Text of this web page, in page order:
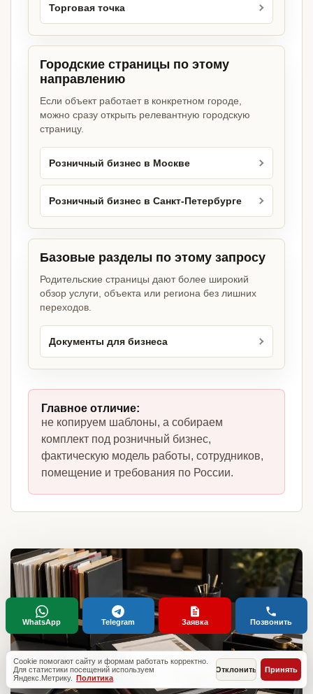
Торговая точка
Городские страницы по этому
направлению
Если объект работает в конкретном городе,
можно сразу открыть релевантную городскую
страницу.
Розничный бизнес в Москве
Розничный бизнес в Санкт-Петербурге
Базовые разделы по этому запросу
Родительские страницы дают более широкий
обзор услуги, объекта или региона без лишних
переходов.
Документы для бизнеса
Главное отличие:
не копируем шаблоны, а собираем
комплект под розничный бизнес,
фактическую модель работы, сотрудников,
помещение и требования по России.
Cookie помогают сайту и формам работать корректно.
Для статистики посещений используем
Яндекс.Метрику. Политика
Отклонить Принять
WhatsApp Telegram Заявка Позвонить